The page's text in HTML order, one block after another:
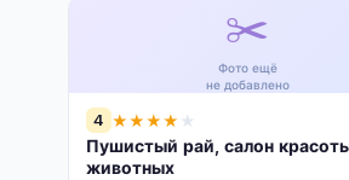
✂️
Фото ещё
не добавлено
4 ★★★★ ★
Пушистый рай, салон
животных